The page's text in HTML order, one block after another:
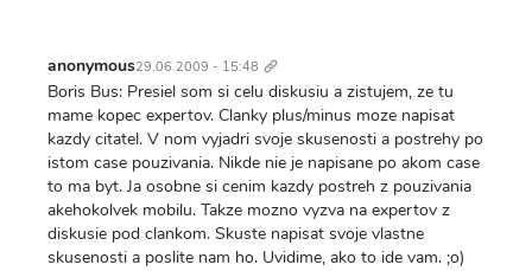
anonymous29.06.2009 - 15:48 odkaz
Boris Bus: Presiel som si celu diskusiu a zistujem, ze tu
mame kopec expertov. Clanky plus/minus moze napisat
kazdy citatel. V nom vyjadri svoje skusenosti a postrehy po
istom case pouzivania. Nikde nie je napisane po akom case
to ma byt. Ja osobne si cenim kazdy postreh z pouzivania
akehokolvek mobilu. Takze mozno vyzva na expertov z
diskusie pod clankom. Skuste napisat svoje vlastne
skusenosti a poslite nam ho. Uvidime, ako to ide vam. ;o)